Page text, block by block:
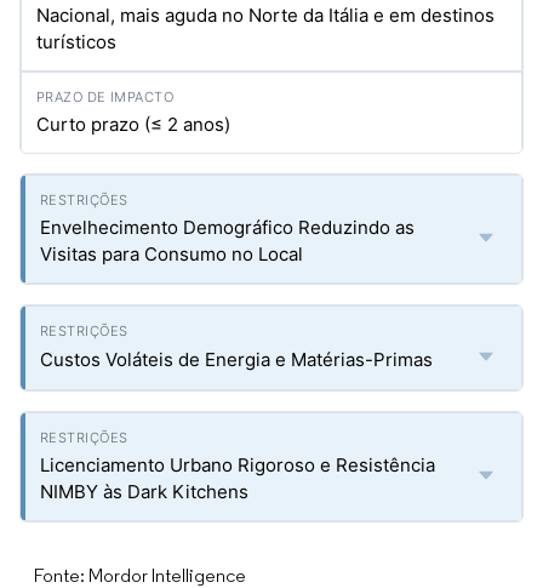
Nacional, mais aguda no Norte da Itália e em destinos
turísticos
Curto prazo (≤ 2 anos)
Envelhecimento Demográfico Reduzindo as
Visitas para Consumo no Local
Custos Voláteis de Energia e Matérias-Primas
Licenciamento Urbano Rigoroso e Resistência
NIMBY às Dark Kitchens
Fonte: Mordor Intelligence